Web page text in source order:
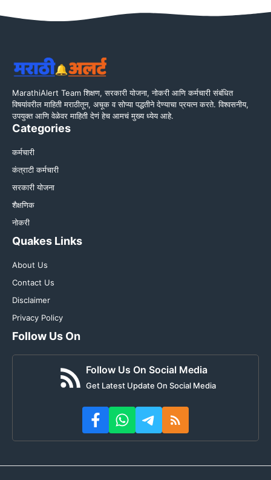
MarathiAlert Team शिक्षण, सरकारी योजना, नोकरी आणि कर्मचारी संबंधित
विषयांवरील माहिती मराठीतून, अचूक व सोप्या पद्धतीने देण्याचा प्रयत्न करते. विश्वसनीय,
उपयुक्त आणि वेळेवर माहिती देणं हेच आमचं मुख्य ध्येय आहे.
Categories
कर्मचारी
कंत्राटी कर्मचारी
सरकारी योजना
शैक्षणिक
नोकरी
Quakes Links
About Us
Contact Us
Disclaimer
Privacy Policy
Follow Us On
Follow Us On Social Media
Get Latest Update On Social Media